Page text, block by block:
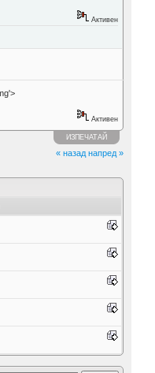
Активен
'>
Активен
ИЗПЕЧАТАЙ
« назад напред »